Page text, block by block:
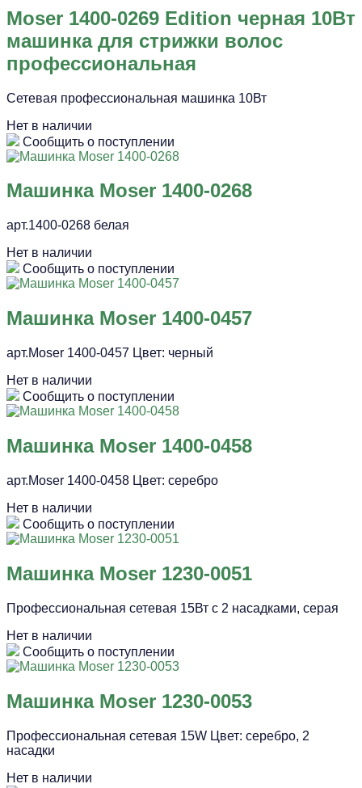
Moser 1400-0269 Edition черная 10Вт
машинка для стрижки волос
профессиональная
Сетевая профессиональная машинка 10Вт
Нет в наличии
Сообщить о поступлении
Машинка Moser 1400-0268
арт.1400-0268 белая
Нет в наличии
Сообщить о поступлении
Машинка Moser 1400-0457
арт.Moser 1400-0457 Цвет: черный
Нет в наличии
Сообщить о поступлении
Машинка Moser 1400-0458
арт.Moser 1400-0458 Цвет: серебро
Нет в наличии
Сообщить о поступлении
Машинка Moser 1230-0051
Профессиональная сетевая 15Вт с 2 насадками, серая
Нет в наличии
Сообщить о поступлении
Машинка Moser 1230-0053
Профессиональная сетевая 15W Цвет: серебро, 2
насадки
Нет в наличии